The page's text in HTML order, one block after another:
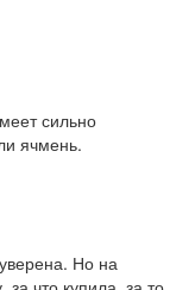
сильно
ячмень.
Но на